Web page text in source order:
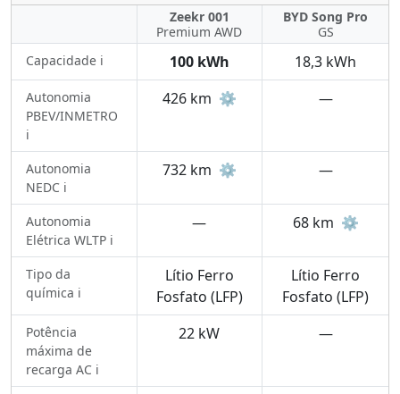
Zeekr 001
Premium AWD
BYD Song Pro
GS
Capacidade ℹ️
100 kWh 18,3 kWh
Autonomia
PBEV/INMETRO
ℹ️
426 km ⚙️ —
Autonomia
NEDC ℹ️
732 km ⚙️ —
Autonomia
Elétrica WLTP ℹ️
— 68 km ⚙️
Tipo da
química ℹ️
Lítio Ferro
Fosfato (LFP)
Lítio Ferro
Fosfato (LFP)
Potência
máxima de
recarga AC ℹ️
22 kW —